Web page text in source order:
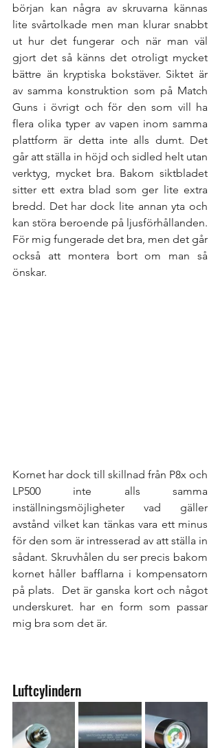
början kan några av skruvarna kännas
lite svårtolkade men man klurar snabbt
ut hur det fungerar och när man väl
gjort det så känns det otroligt mycket
bättre än kryptiska bokstäver. Siktet är
av samma konstruktion som på Match
Guns i övrigt och för den som vill ha
flera olika typer av vapen inom samma
plattform är detta inte alls dumt. Det
går att ställa in höjd och sidled helt utan
verktyg, mycket bra. Bakom siktbladet
sitter ett extra blad som ger lite extra
bredd. Det har dock lite annan yta och
kan störa beroende på ljusförhållanden.
För mig fungerade det bra, men det går
också att montera bort om man så
önskar.
Kornet har dock till skillnad från P8x och
LP500 inte alls samma
inställningsmöjligheter vad gäller
avstånd vilket kan tänkas vara ett minus
för den som är intresserad av att ställa in
sådant. Skruvhålen du ser precis bakom
kornet håller bafflarna i kompensatorn
på plats.  Det är ganska kort och något
underskuret. har en form som passar
mig bra som det är.
Luftcylindern